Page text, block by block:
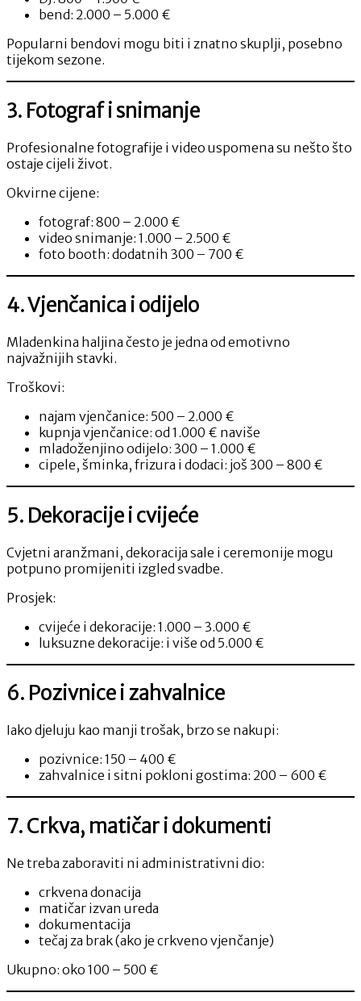
bend: 2.000 – 5.000 €
Popularni bendovi mogu biti i znatno skuplji, posebno
tijekom sezone.
3. Fotograf i snimanje
Profesionalne fotografije i video uspomena su nešto što
ostaje cijeli život.
Okvirne cijene:
fotograf: 800 – 2.000 €
video snimanje: 1.000 – 2.500 €
foto booth: dodatnih 300 – 700 €
4. Vjenčanica i odijelo
Mladenkina haljina često je jedna od emotivno
najvažnijih stavki.
Troškovi:
najam vjenčanice: 500 – 2.000 €
kupnja vjenčanice: od 1.000 € naviše
mladoženjino odijelo: 300 – 1.000 €
cipele, šminka, frizura i dodaci: još 300 – 800 €
5. Dekoracije i cvijeće
Cvjetni aranžmani, dekoracija sale i ceremonije mogu
potpuno promijeniti izgled svadbe.
Prosjek:
cvijeće i dekoracije: 1.000 – 3.000 €
luksuzne dekoracije: i više od 5.000 €
6. Pozivnice i zahvalnice
Iako djeluju kao manji trošak, brzo se nakupi:
pozivnice: 150 – 400 €
zahvalnice i sitni pokloni gostima: 200 – 600 €
7. Crkva, matičar i dokumenti
Ne treba zaboraviti ni administrativni dio:
crkvena donacija
matičar izvan ureda
dokumentacija
tečaj za brak (ako je crkveno vjenčanje)
Ukupno: oko 100 – 500 €